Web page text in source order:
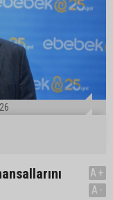
A+
A-